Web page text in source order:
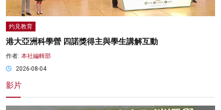
灼見教育
港大亞洲科學營 四諾獎得主與學生講解互動
作者: 本社編輯部
2026-08-04
影片